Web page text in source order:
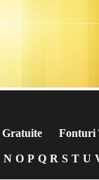
Fonturi
N O P Q R S T U